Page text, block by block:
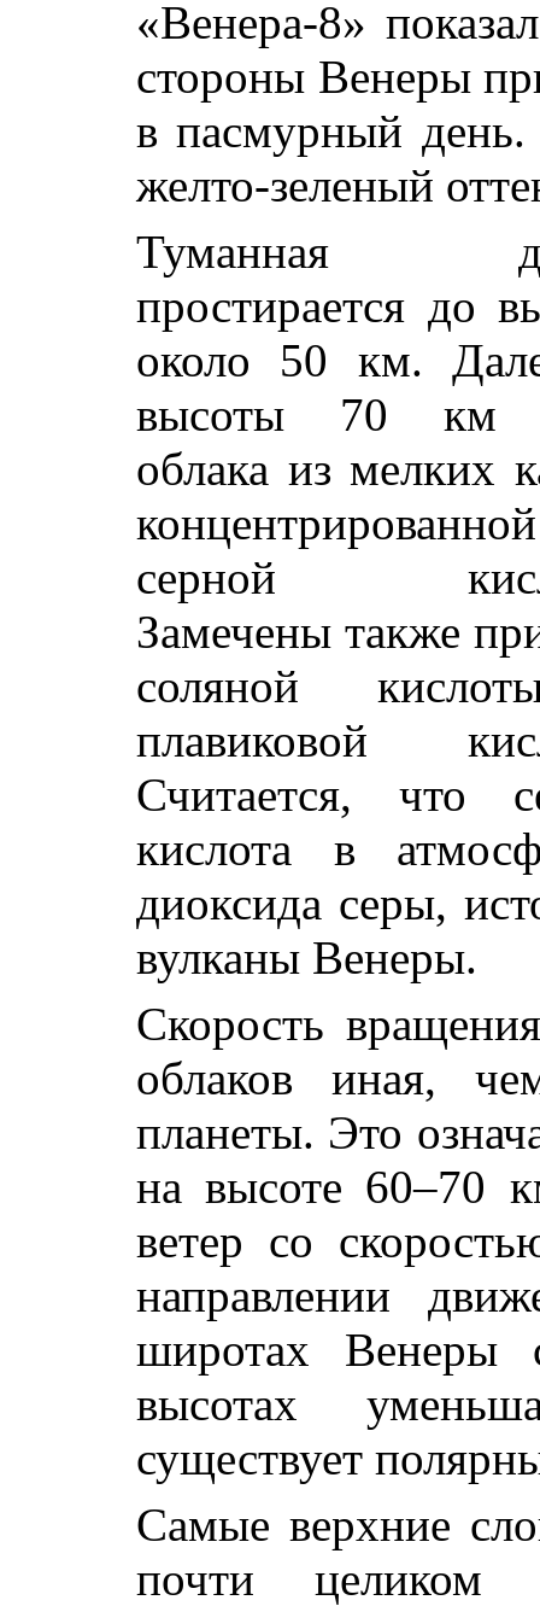
«Венера-8»
стороны Венеры
в пасмурный
желто-зеленый
Туманная
простирается до
около 50 км.
высоты 70 км
облака из мелких
концентрированной
серной
Замечены также
соляной
плавиковой
Считается, что
кислота в
диоксида серы,
вулканы Венеры.
Скорость
облаков иная,
планеты. Это
на высоте 60–70
ветер со
направлении
широтах Венеры
высотах
существует
Самые верхние
почти целиком